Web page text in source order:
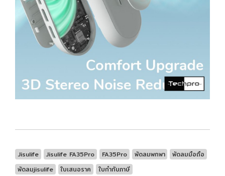
Jisulife Jisulife FA35Pro FA35Pro พัดลมพกพา
พัดลมมือถือ
พัดลมjisulife
ใบเสนอราค ใบกำกับภาษี